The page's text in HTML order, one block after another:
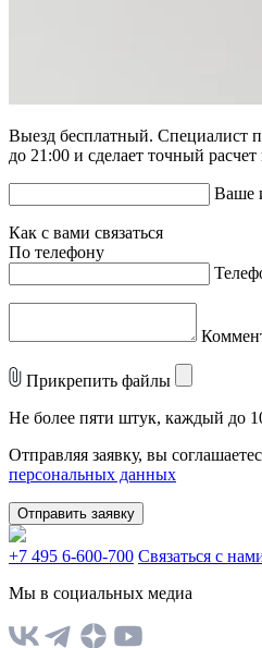
Выезд бесплатный. Специалист
до 21:00 и сделает точный расчет
Ваше
Как с вами связаться
По телефону
Прикрепить файлы
Не более пяти штук, каждый до
Отправляя заявку, вы
персональных данных
Отправить заявку
+7 495 6-600-700 Связаться с
Мы в социальных медиа